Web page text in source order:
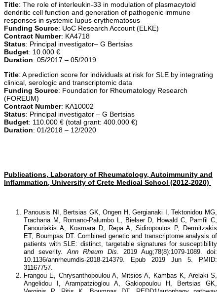
Title: The role of interleukin-33 in modulation of plasmacytoid
dendritic cell function and generation of pathogenic immune
responses in systemic lupus erythematosus
Funding Source: UoC Research Account (ELKE)
Contract Number: KA4718
Status: Principal investigator– G Bertsias
Budget: 10.000 €
Duration: 05/2017 – 05/2019
Title: A prediction score for individuals at risk for SLE by integrating
clinical, serologic and transcriptomic data
Funding Source: Foundation for Rheumatology Research
(FOREUM)
Contract Number: KA10002
Status: Principal investigator – G Bertsias
Budget: 110.000 € (total grant: 400.000 €)
Duration: 01/2018 – 12/2020
Publications, Laboratory of Rheumatology, Autoimmunity and
Inflammation, University of Crete Medical School (2012-2020)
Panousis NI, Bertsias GK, Ongen H, Gergianaki I, Tektonidou MG,
Trachana M, Romano-Palumbo L, Bielser D, Howald C, Pamfil C,
Fanouriakis A, Kosmara D, Repa A, Sidiropoulos P, Dermitzakis
ET, Boumpas DT. Combined genetic and transcriptome analysis of
patients with SLE: distinct, targetable signatures for susceptibility
and severity.Ann Rheum Dis. 2019 Aug;78(8):1079-1089. doi:
10.1136/annrheumdis-2018-214379. Epub 2019 Jun 5. PMID:
31167757.
Frangou E, Chrysanthopoulou A, Mitsios A, Kambas K, Arelaki S,
Angelidou I, Arampatzioglou A, Gakiopoulou H, Bertsias GK,